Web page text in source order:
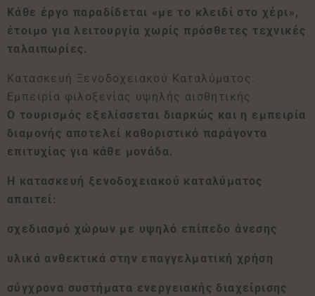
Κάθε έργο παραδίδεται «με το κλειδί στο χέρι»,
έτοιμο για λειτουργία χωρίς πρόσθετες τεχνικές
ταλαιπωρίες.
Κατασκευή Ξενοδοχειακού Καταλύματος:
Εμπειρία φιλοξενίας υψηλής αισθητικής
Ο τουρισμός εξελίσσεται διαρκώς και η εμπειρία
διαμονής αποτελεί καθοριστικό παράγοντα
επιτυχίας για κάθε μονάδα.
Η κατασκευή ξενοδοχειακού καταλύματος
απαιτεί:
σχεδιασμό χώρων με υψηλό επίπεδο άνεσης
υλικά ανθεκτικά στην επαγγελματική χρήση
σύγχρονα συστήματα ενεργειακής διαχείρισης